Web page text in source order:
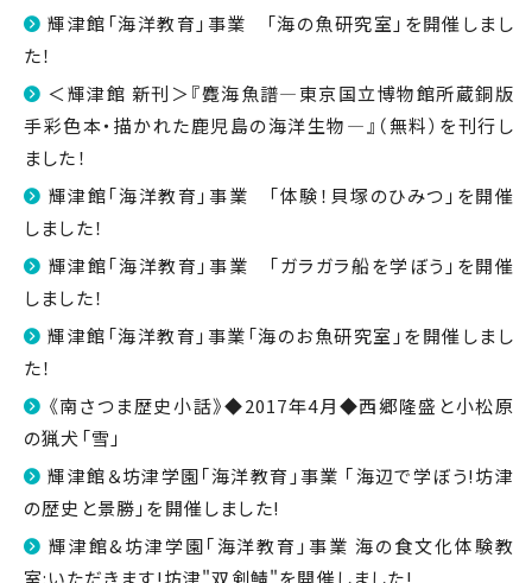
輝津館「海洋教育」事業 「海の魚研究室」を開催しまし
た！
＜輝津館 新刊＞『麑海魚譜―東京国立博物館所蔵銅版
手彩色本・描かれた鹿児島の海洋生物―』（無料）を刊行し
ました！
輝津館「海洋教育」事業 「体験！貝塚のひみつ」を開催
しました！
輝津館「海洋教育」事業 「ガラガラ船を学ぼう」を開催
しました！
輝津館「海洋教育」事業「海のお魚研究室」を開催しまし
た！
《南さつま歴史小話》◆2017年4月◆西郷隆盛と小松原
の猟犬「雪」
輝津館＆坊津学園｢海洋教育｣事業 ｢海辺で学ぼう!坊津
の歴史と景勝｣を開催しました!
輝津館&坊津学園｢海洋教育｣事業 海の食文化体験教
室:いただきます!坊津"双剣鯖"を開催しました!